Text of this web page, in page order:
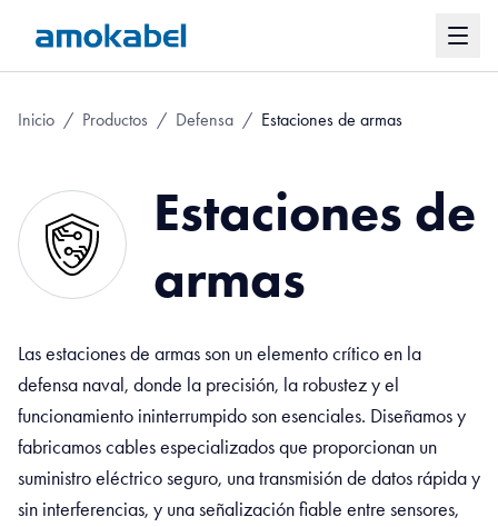
Inicio / Productos / Defensa / Estaciones de armas
Estaciones de
armas
Las estaciones de armas son un elemento crítico en la
defensa naval, donde la precisión, la robustez y el
funcionamiento ininterrumpido son esenciales. Diseñamos y
fabricamos cables especializados que proporcionan un
suministro eléctrico seguro, una transmisión de datos rápida y
sin interferencias, y una señalización fiable entre sensores,